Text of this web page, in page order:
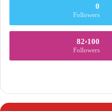
0
Followers
82٬100
Followers